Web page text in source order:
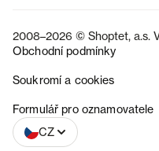
2008–2026 © Shoptet, a.s.
Obchodní podmínky
Soukromí a cookies
Formulář pro oznamovatele
CZ